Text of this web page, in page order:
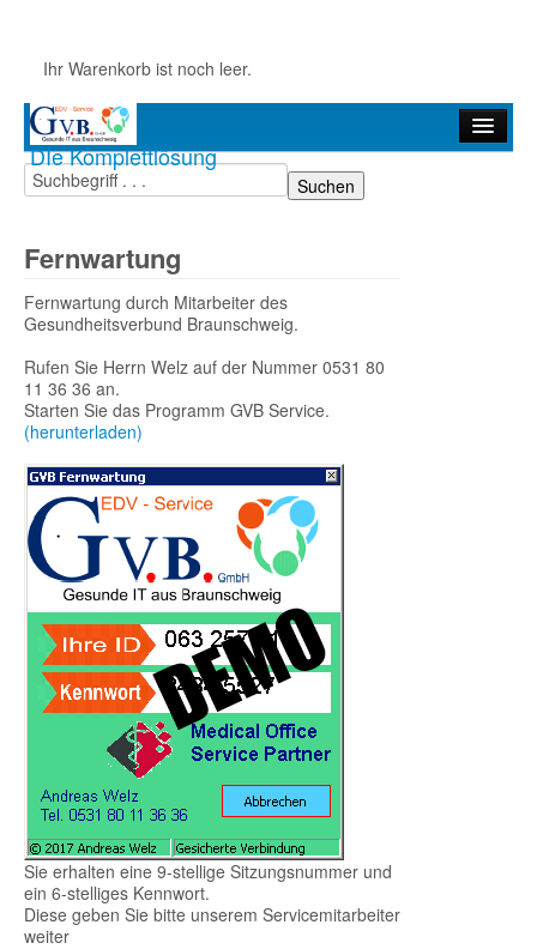
Ihr Warenkorb ist noch leer.
DIe Komplettlösung
Startseite
GVB-Produkte
MEDICAL OFFICE
Jetzt wechseln
Fernwartung
Fernwartung
Fernwartung durch Mitarbeiter des
Gesundheitsverbund Braunschweig.
Rufen Sie Herrn Welz auf der Nummer 0531 80
11 36 36 an.
Starten Sie das Programm GVB Service.
(herunterladen)
Sie erhalten eine 9-stellige Sitzungsnummer und
ein 6-stelliges Kennwort.
Diese geben Sie bitte unserem Servicemitarbeiter
weiter